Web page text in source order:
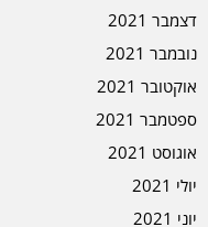
דצמבר 2021
נובמבר 2021
אוקטובר 2021
ספטמבר 2021
אוגוסט 2021
יולי 2021
יוני 2021